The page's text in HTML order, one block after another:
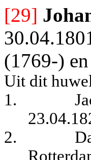
[29]
(1769-)
Uit dit
1.
2.